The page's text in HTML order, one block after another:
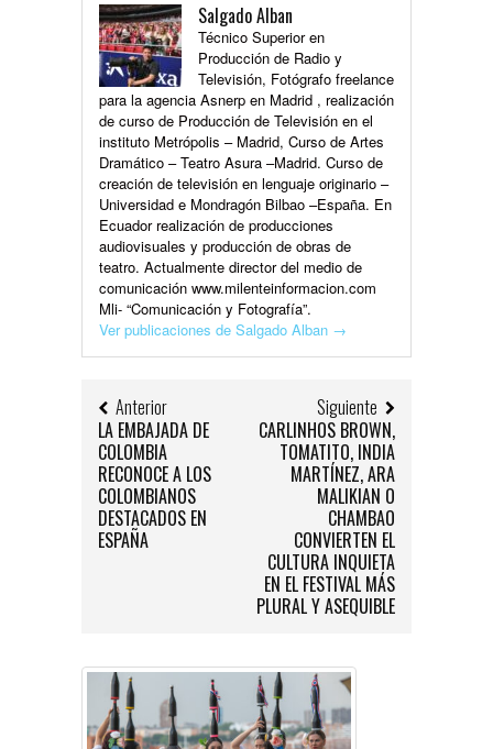
Salgado Alban
Técnico Superior en
Producción de Radio y
Televisión, Fotógrafo freelance
para la agencia Asnerp en Madrid , realización
de curso de Producción de Televisión en el
instituto Metrópolis – Madrid, Curso de Artes
Dramático – Teatro Asura –Madrid. Curso de
creación de televisión en lenguaje originario –
Universidad e Mondragón Bilbao –España. En
Ecuador realización de producciones
audiovisuales y producción de obras de
teatro. Actualmente director del medio de
comunicación www.milenteinformacion.com
Mli- “Comunicación y Fotografía”.
Ver publicaciones de Salgado Alban →
Anterior
LA EMBAJADA DE
COLOMBIA
RECONOCE A LOS
COLOMBIANOS
DESTACADOS EN
ESPAÑA
Siguiente
CARLINHOS BROWN,
TOMATITO, INDIA
MARTÍNEZ, ARA
MALIKIAN O
CHAMBAO
CONVIERTEN EL
CULTURA INQUIETA
EN EL FESTIVAL MÁS
PLURAL Y ASEQUIBLE